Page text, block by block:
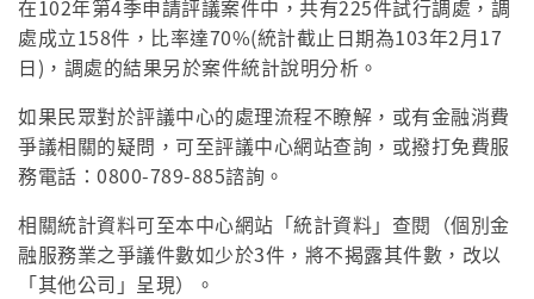
在102年第4季申請評議案件中，共有225件試行調處，調
處成立158件，比率達70%(統計截止日期為103年2月17
日)，調處的結果另於案件統計說明分析。
如果民眾對於評議中心的處理流程不瞭解，或有金融消費
爭議相關的疑問，可至評議中心網站查詢，或撥打免費服
務電話：0800-789-885諮詢。
相關統計資料可至本中心網站「統計資料」查閱（個別金
融服務業之爭議件數如少於3件，將不揭露其件數，改以
「其他公司」呈現）。